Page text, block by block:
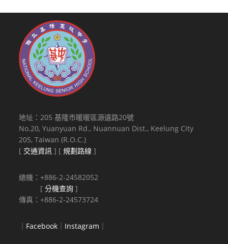
地址：205 基隆市暖暖區源遠路20號
No.20, Yuanyuan Rd., Nuannuan Dist., Keelung City
205, Taiwan (R.O.C.)
[ 交通資訊 ] [規劃路線 ]
總機：+886-2-24582052
[分機查詢 ]
傳真：+886-2-24573724
｜ Facebook ｜ Instagram ｜